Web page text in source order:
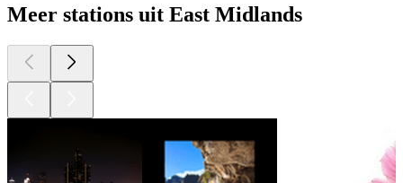
Meer stations uit East Midlands